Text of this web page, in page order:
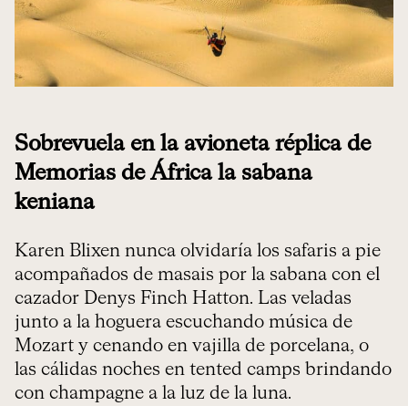
Sobrevuela en la avioneta réplica de
Memorias de África la sabana
keniana
Karen Blixen nunca olvidaría los safaris a pie
acompañados de masais por la sabana con el
cazador Denys Finch Hatton. Las veladas
junto a la hoguera escuchando música de
Mozart y cenando en vajilla de porcelana, o
las cálidas noches en tented camps brindando
con champagne a la luz de la luna.